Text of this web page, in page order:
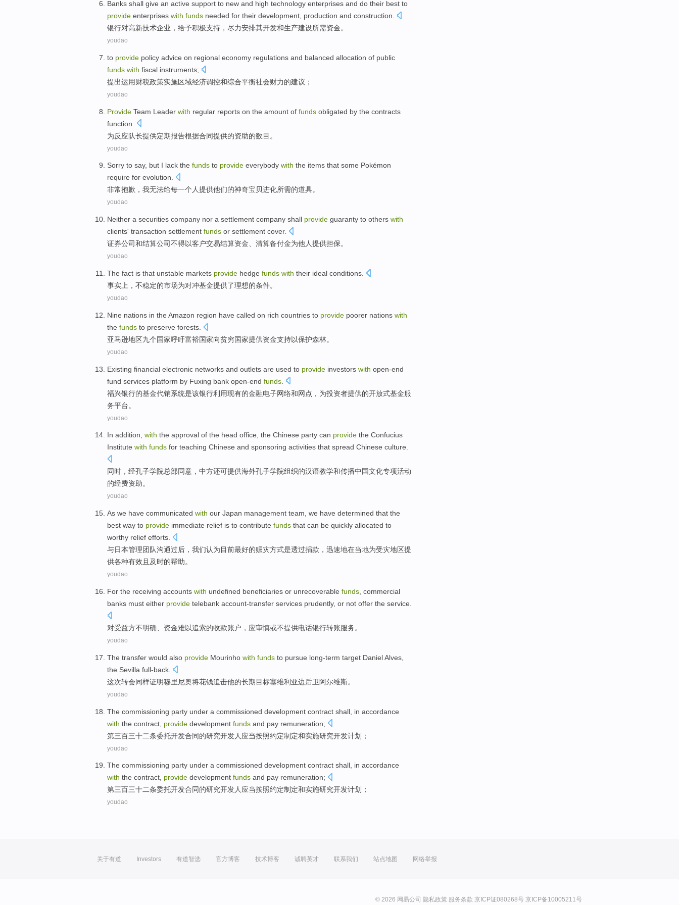
Banks shall give an active support to new and high technology enterprises and do their best to
provide enterprises with funds needed for their development production and construction
银行对高新技术企业 ， 给予积极支持 ， 尽力安排其开发和生产建设所需资金。
youdao
to provide policy advice on regional economy regulations and balanced allocation of public
funds with fiscal instruments;
提出运用财税政策实施区域经济调控和综合平衡社会财力的建议 ；
youdao
Provide Team Leader with regular reports on the amount of funds obligated by the contracts
function.
为反应队长提供定期报告根据合同提供的资助的数目 。
youdao
Sorry to say, but I lack the funds to provide everybody with the items that some Pokémon
require for evolution.
非常抱歉 ， 我无法给每一个人提供他们的神奇宝贝进化所需的道具。
youdao
Neither a securities company nor a settlement company shall provide guaranty to others with
clients' transaction settlement funds or settlement cover.
证券公司和结算公司不得以客户交易结算资金 清算备付金为他人提供担保。
youdao
The fact is that unstable markets provide hedge funds with their ideal conditions
事实上 ， 不稳定的市场为对冲基金提供了理想的条件。
youdao
Nine nations in the Amazon region have called on rich countries to provide poorer nations with
the funds to preserve forests
亚马逊地区九个国家呼吁富裕国家向贫穷国家提供资金支持以保护森林。
youdao
Existing financial electronic networks and outlets are used to provide investors with open-end
fund services platform by Fuxing bank open-end funds
福兴银行的基金代销系统是该银行利用现有的金融电子网络和网点 ， 为投资者提供的开放式基金服
务平台。
youdao
In addition, with the approval of the head office, the Chinese party can provide the Confucius
Institute with funds for teaching Chinese and sponsoring activities that spread Chinese culture.
同时 ，经孔子学院总部同意 ， 中方还可提供海外孔子学院组织的汉语教学和传播中国文化专项活动
的经费资助。
youdao
As we have communicated with our Japan management team we have determined that the
best way to provide immediate relief is to contribute funds that can be quickly allocated to
worthy relief efforts.
与日本管理团队沟通过后 ， 我们认为目前最好的赈灾方式是透过捐款 ， 迅速地在当地为受灾地区提
供各种有效且及时的帮助。
youdao
For the receiving accounts with undefined beneficiaries or unrecoverable funds , commercial
banks must either provide telebank account-transfer services prudently, or not offer the service
对受益方不明确 资金难以追索的收款账户 ， 应审慎或不提供电话银行转账服务。
youdao
The transfer would also provide Mourinho with funds to pursue long-term target DanielAlves
the Sevilla full-back
这次转会同样证明穆里尼奥将花钱追击他的长期目标塞维利亚边后卫 阿尔维斯。
youdao
The commissioning party under a commissioned development contract shall in accordance
with the contract, provide development funds and pay remuneration;
第三百三十二条委托开发合同的研究开发人 应当按照约定制定和实施研究开发计划；
youdao
The commissioning party under a commissioned development contract shall, in accordance
with the contract, provide development funds and pay remuneration;
第三百三十二条委托开发合同的研究开发人应当按照约定制定和实施研究开发计划；
youdao
关于有道 Investors 有道智选 官方博客 技术博客 诚聘英才 联系我们 站点地图 网络举报
© 2026 网易公司 隐私政策 服务条款 京ICP证080268号 京ICP备10005211号